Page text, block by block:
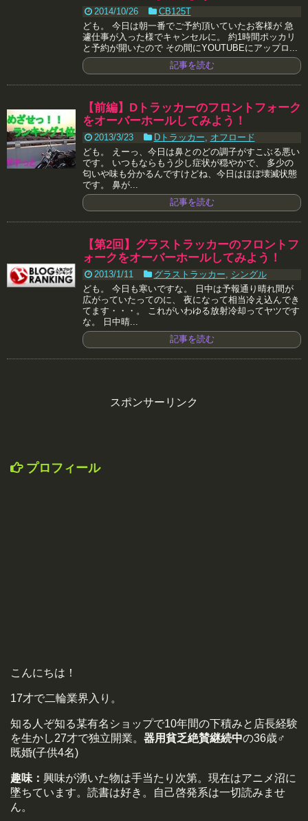
2014/10/26
CB125T
ども。 今日は朝一番でご予約頂いていたお客様が 急
遽仕事が入った様でキャンセルに。 約1時間ポッカリ
と予約が開いたので その間にYOUTUBEにアップロ...
記事を読む
【前編】Dトラッカーのフロントフォーク
をオーバーホールしてみよう！
2013/3/23 Dトラッカー
オフロード
ども。 えーっ、今日は鼻とのどの調子がすこぶる悪い
です。 いつもならもう少し症状が穏やかで、 多少の
匂いや味も分かるんですけどね、今日はほぼ壊滅状態
です。 鼻が...
記事を読む
【第2回】グラストラッカーのフロントフ
ォークをオーバーホールしてみよう！
2013/1/11 グラストラッカー
シングル
ども。 今日も寒いですな。 日中は予報通り晴れ間が
広がっていたってのに、 夜になって相当冷え込んでき
てます・・・。 これがいわゆる放射冷却ってヤツです
な。 日中晴...
記事を読む
スポンサーリンク
プロフィール
こんにちは！
17才で二輪業界入り。
知る人ぞ知る某有名ショップで10年間の下積みと店長経験
を生かし27才で独立開業。 器用貧乏絶賛継続中の36歳♂
既婚(子供4名)
趣味： 興味が湧いた物は手当たり次第。現在はアニメ沼に
墜ちています。読書は好き。自己啓発系は一切読みませ
ん。